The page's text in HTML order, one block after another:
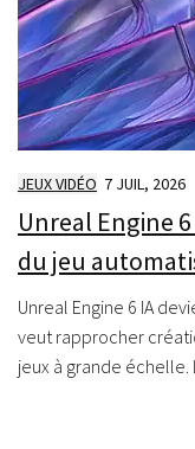
JEUX VIDÉO 7 JUIL, 2026
Unreal Engine
du jeu
Unreal Engine 6 IA
veut rapprocher
jeux à grande échelle.